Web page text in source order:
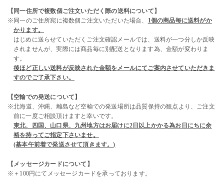
【同一住所で複数個ご注文いただく際の送料について】
※同一のご住所宛に複数個ご注文いただいた場合、 1個の商品毎に送料がか
かります。
はじめに送らせていただくご注文確認メールでは、送料が一つ分しか反映
されませんが、実際には商品毎に別配送となります為、金額が変わりま
す。
後ほど正しい送料が反映された金額をメールにてご案内させていただきま
すのでご了承下さい。
【空輸での発送について】
※北海道、沖縄、離島など空輸での発送場所は品質保持の観点より、ご注文
前に一度ご相談頂けますと幸いです。
東北、四国、山口県、九州地方はお届けに2日以上かかる為お日にちに余
裕を持ってご指定下さいませ。
(基本午前着で発送させて頂きます。)
【メッセージカードについて】
※＋100円にてメッセージカードを承っております。